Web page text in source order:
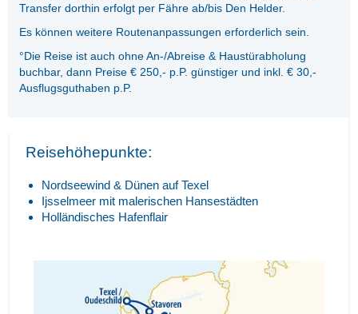
Transfer dorthin erfolgt per Fähre ab/bis Den Helder.
Es können weitere Routenanpassungen erforderlich sein.
°Die Reise ist auch ohne An-/Abreise & Haustürabholung
buchbar, dann Preise € 250,- p.P. günstiger und inkl. € 30,-
Ausflugsguthaben p.P.
Reisehöhepunkte:
Nordseewind & Dünen auf Texel
Ijsselmeer mit malerischen Hansestädten
Holländisches Hafenflair